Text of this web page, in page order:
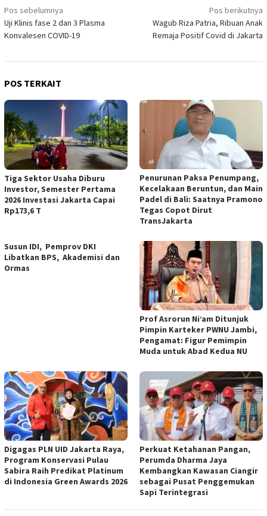
Navigasi
pos
Pos sebelumnya
Uji Klinis fase 2 dan 3 Plasma
Konvalesen COVID-19
Pos berikutnya
Wagub Riza Patria, Ribuan Anak
Remaja Positif Covid di Jakarta
POS TERKAIT
Tiga Sektor Usaha Diburu
Investor, Semester Pertama
2026 Investasi Jakarta Capai
Rp173,6 T
Penurunan Paksa Penumpang,
Kecelakaan Beruntun, dan Main
Padel di Bali: Saatnya Pramono
Tegas Copot Dirut
TransJakarta
Susun IDI, Pemprov DKI
Libatkan BPS, Akademisi dan
Ormas
Prof Asrorun Ni’am Ditunjuk
Pimpin Karteker PWNU Jambi,
Pengamat: Figur Pemimpin
Muda untuk Abad Kedua NU
Digagas PLN UID Jakarta Raya,
Program Konservasi Pulau
Sabira Raih Predikat Platinum
di Indonesia Green Awards 2026
Perkuat Ketahanan Pangan,
Perumda Dharma Jaya
Kembangkan Kawasan Ciangir
sebagai Pusat Penggemukan
Sapi Terintegrasi